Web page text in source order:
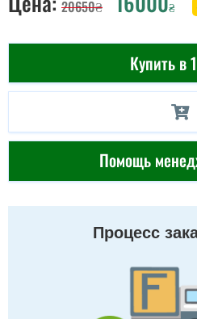
20650₴ ₴
Купить в
Помощь
Процесс